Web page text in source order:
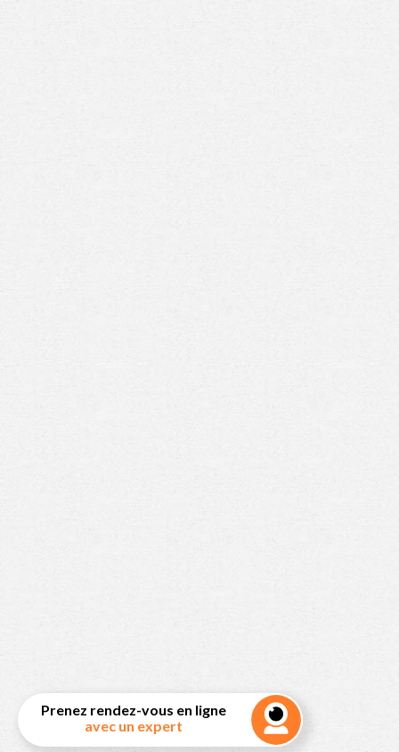
Prenez rendez-vous en ligne
avec un expert